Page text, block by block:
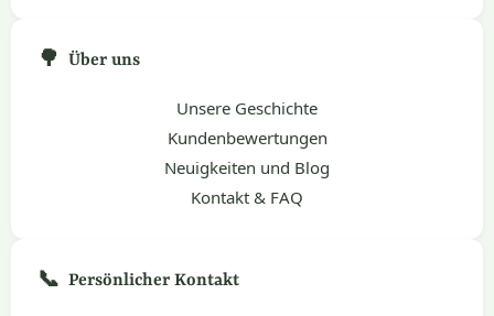
🌳 Über uns
Unsere Geschichte
Kundenbewertungen
Neuigkeiten und Blog
Kontakt & FAQ
📞 Persönlicher Kontakt